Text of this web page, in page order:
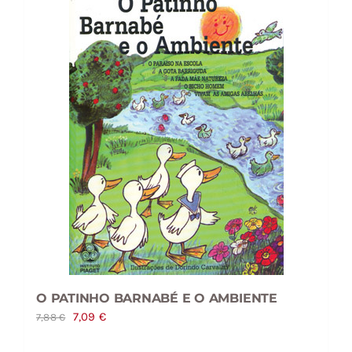
O PATINHO BARNABÉ E O AMBIENTE
7,88€
O
7,09 €O